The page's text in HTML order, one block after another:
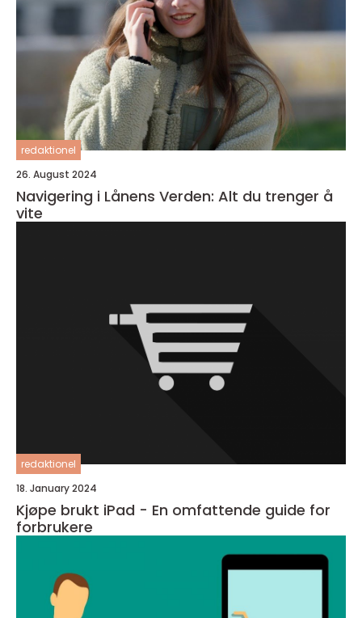
redaktionel
26. August 2024
Navigering i Lånens Verden: Alt du trenger å
vite
redaktionel
18. January 2024
Kjøpe brukt iPad - En omfattende guide for
forbrukere